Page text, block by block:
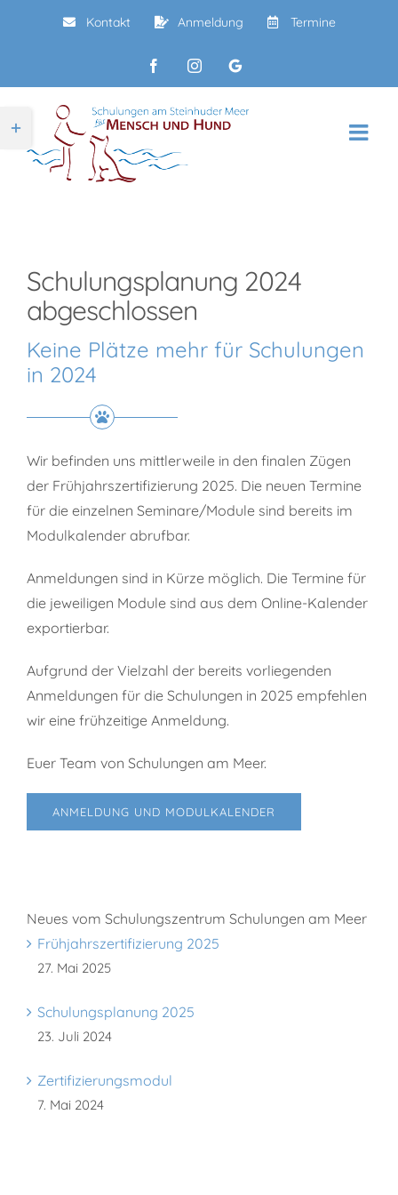
Kontakt Anmeldung Termine
FacebookInstagram
Google
Schulungsplanung 2024
abgeschlossen
Keine Plätze mehr für Schulungen
in 2024
Wir befinden uns mittlerweile in den finalen Zügen
der Frühjahrszertifizierung 2025. Die neuen Termine
für die einzelnen Seminare/Module sind bereits im
Modulkalender abrufbar.
Anmeldungen sind in Kürze möglich. Die Termine für
die jeweiligen Module sind aus dem Online-Kalender
exportierbar.
Aufgrund der Vielzahl der bereits vorliegenden
Anmeldungen für die Schulungen in 2025 empfehlen
wir eine frühzeitige Anmeldung.
Euer Team von Schulungen am Meer.
ANMELDUNG UND MODULKALENDER
Neues vom Schulungszentrum Schulungen am Meer
Frühjahrszertifizierung 2025
27. Mai 2025
Schulungsplanung 2025
23. Juli 2024
Zertifizierungsmodul
7. Mai 2024